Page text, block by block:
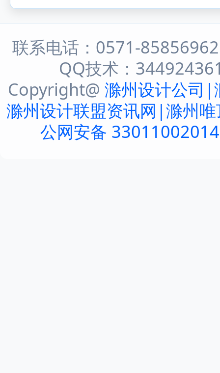
联系电话：0571-
QQ技术：
Copyright@ 滁州设计公司|
滁州设计联盟资讯网|滁州
公网安备